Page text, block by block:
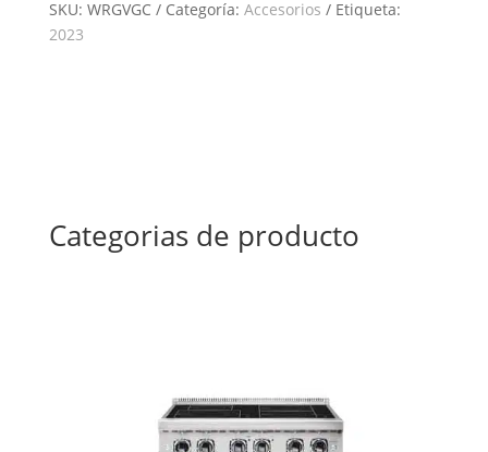
SKU: WRGVGC Categoría: Accesorios
Etiqueta:
2023
Categorias de producto